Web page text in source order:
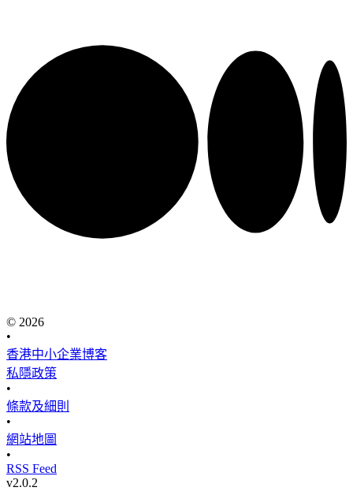
© 2026
•
香港中小企業博客
私隱政策
•
條款及細則
•
網站地圖
•
RSS Feed
v2.0.2